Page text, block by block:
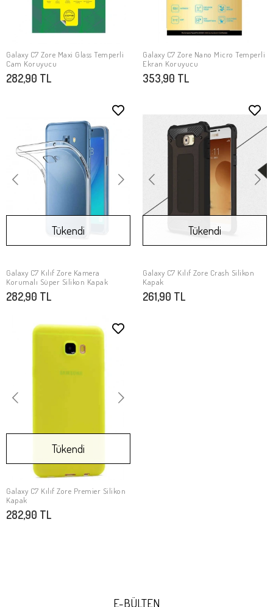
SEPETE EKLE
Galaxy C7 Zore Maxi Glass Temperli
Cam Koruyucu
282,90 TL
SEPETE EKLE
Galaxy C7 Zore Nano Micro Temperli
Ekran Koruyucu
353,90 TL
Stokta Yok
Tükendi
Galaxy C7 Kılıf Zore Kamera
Korumalı Süper Silikon Kapak
282,90 TL
Stokta Yok
Tükendi
Galaxy C7 Kılıf Zore Crash Silikon
Kapak
261,90 TL
Stokta Yok
Tükendi
Galaxy C7 Kılıf Zore Premier Silikon
Kapak
282,90 TL
E-BÜLTEN